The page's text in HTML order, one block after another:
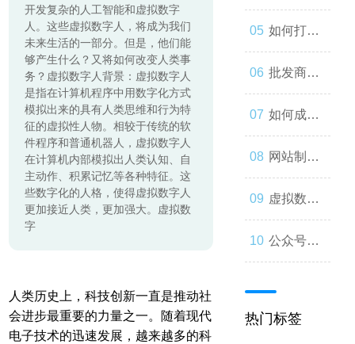
开发复杂的人工智能和虚拟数字
人。这些虚拟数字人，将成为我们
未来生活的一部分。但是，他们能
够产生什么？又将如何改变人类事
务？虚拟数字人背景：虚拟数字人
是指在计算机程序中用数字化方式
模拟出来的具有人类思维和行为特
征的虚拟性人物。相较于传统的软
件程序和普通机器人，虚拟数字人
在计算机内部模拟出人类认知、自
主动作、积累记忆等各种特征。这
些数字化的人格，使得虚拟数字人
更加接近人类，更加强大。虚拟数
字
人类历史上，科技创新一直是推动社
会进步最重要的力量之一。随着现代
电子技术的迅速发展，越来越多的科
起来
与人类事
务的交错
发：如何
让你的公
众号成为
人们心中
的第一选
择
如何打造
一个优秀
的分销商
城？
批发商
城：为什
么您应该
考虑加
入？
如何成为
微信小程
序开发高
手？
网站制作
流程与技
巧
虚拟数字
人：从奇
现实
公众号开
一款受欢
热门标签